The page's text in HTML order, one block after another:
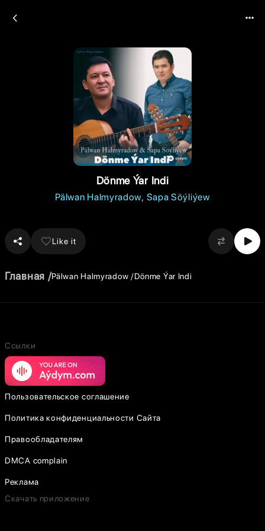
Dönme Ýar Indi
Pälwan Halmyradow Sapa Söýliýew
Like it
Главная Pälwan Halmyradow Dönme Ýar Indi
Ссылки
Пользовательское соглашение
Политика конфиденциальности Сайта
Правообладателям
DMCA complain
Реклама
Скачать приложение